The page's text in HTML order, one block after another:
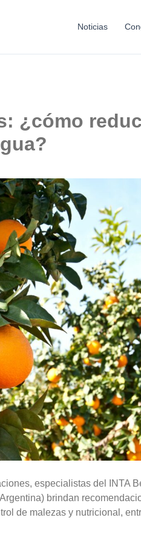
Noticias
¿cómo
especialistas del INTA
brindan
de malezas y nutricional,